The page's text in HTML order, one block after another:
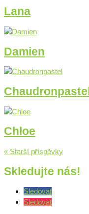
Lana
Damien
Chaudronpastel
Chloe
« Starší příspěvky
Skledujte nás!
Sledovat
Sledovat